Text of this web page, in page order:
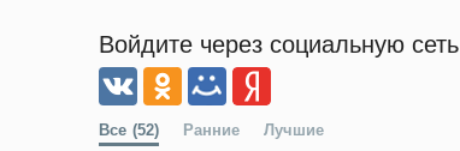
Войдите через социальную сеть
Все (52) Ранние Лучшие